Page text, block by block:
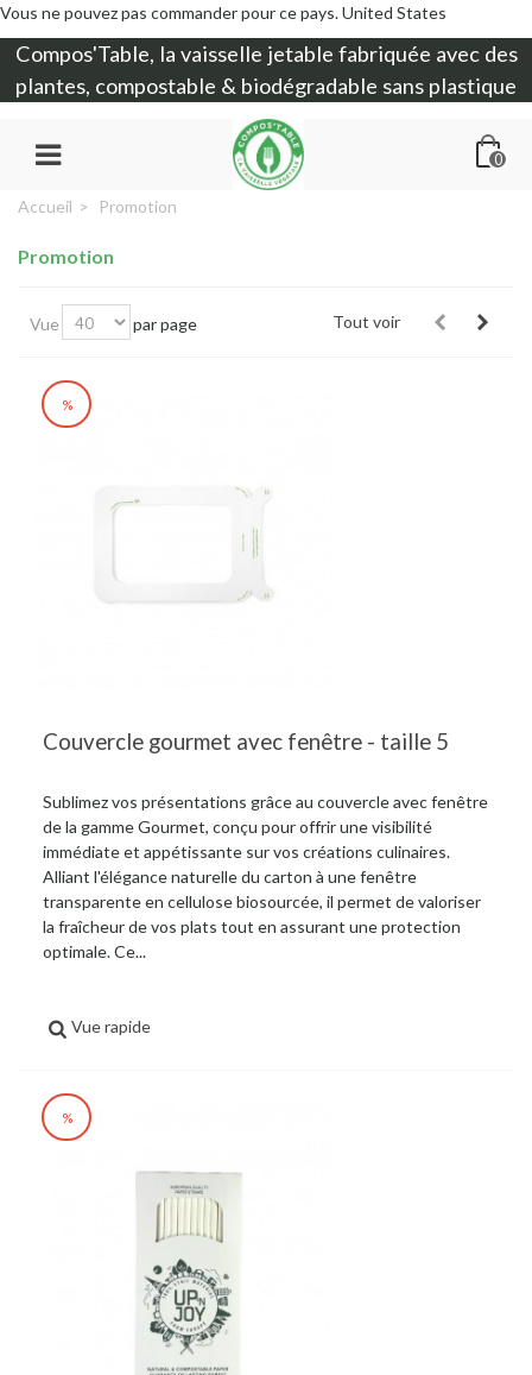
Vous ne pouvez pas commander pour ce pays.United States
Compos'Table, la vaisselle jetable fabriquée avec des
plantes, compostable & biodégradable sans plastique
0
Accueil > Promotion
Promotion
Vue par page Tout voir
%
Couvercle gourmet avec fenêtre - taille 5
Sublimez vos présentations grâce au couvercle avec fenêtre
de la gamme Gourmet, conçu pour offrir une visibilité
immédiate et appétissante sur vos créations culinaires.
Alliant l'élégance naturelle du carton à une fenêtre
transparente en cellulose biosourcée, il permet de valoriser
la fraîcheur de vos plats tout en assurant une protection
optimale. Ce...
Vue rapide
%